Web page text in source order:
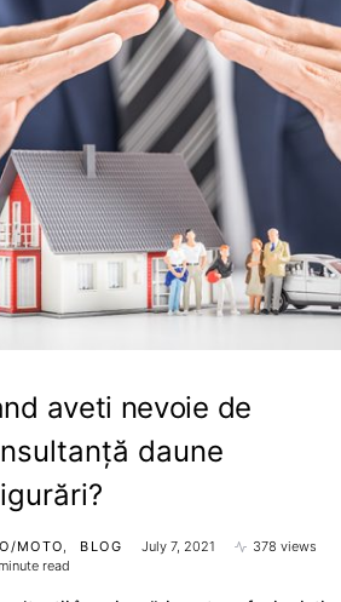
aveti nevoie de
daune
MOTO BLOG July 7, 2021
378 views
read